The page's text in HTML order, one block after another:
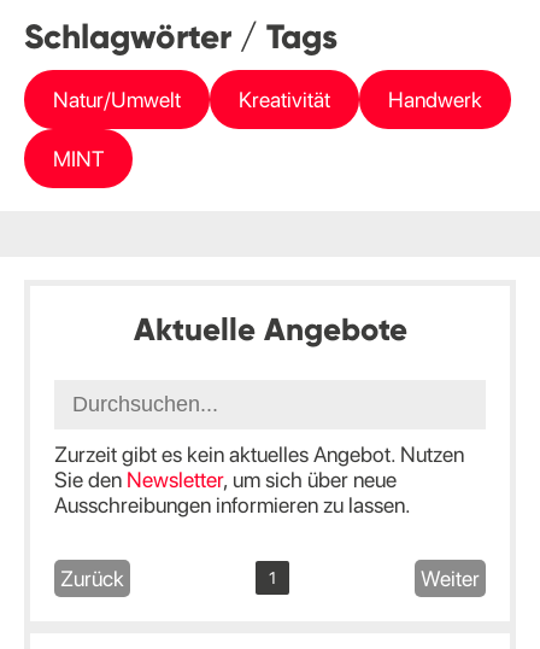
Schlagwörter / Tags
Natur/Umwelt Kreativität Handwerk
MINT
Aktuelle Angebote
Zurzeit gibt es kein aktuelles Angebot. Nutzen
Sie den Newsletter, um sich über neue
Ausschreibungen informieren zu lassen.
Zurück 1 Weiter